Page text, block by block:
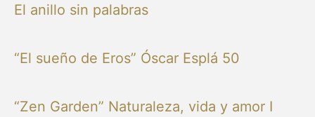
El anillo sin palabras
“El sueño de Eros” Óscar Esplá 50
“Zen Garden” Naturaleza, vida y amor I